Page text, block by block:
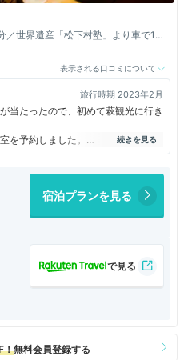
／世界遺産「松下村塾」より車で10
表示される口コミについて
旅行時期 2023年2月
当たったので、初めて萩観光に行き
を予約しました。
綺麗な夕日を見ることが出来まし
ごせて、良い時間でした。
になり、個人的には少し残念でし
宿泊プランを見る